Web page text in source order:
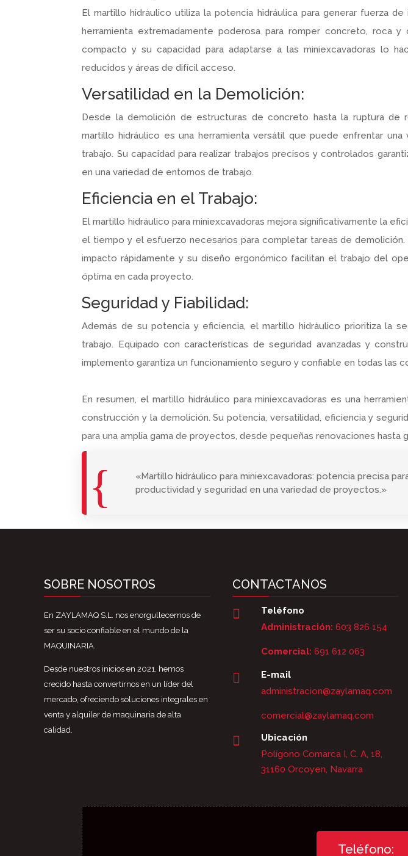
El martillo hidráulico utiliza la potencia hidráulica para generar fuerza
herramienta extremadamente poderosa para romper concreto, roca
compacto y su capacidad para adaptarse a las miniexcavadoras lo
reducidos y áreas de difícil acceso.
Versatilidad en la Demolición:
Desde la demolición de estructuras de concreto hasta la ruptura de
martillo hidráulico es una herramienta versátil que puede enfrentar
trabajo. Su capacidad para realizar trabajos precisos y controlados
en una variedad de entornos de trabajo.
Eficiencia en el Trabajo:
El martillo hidráulico para miniexcavadoras mejora significativamente la
el tiempo y el esfuerzo necesarios para completar tareas de demolición.
impacto rápidamente y su diseño ergonómico facilitan el trabajo del
óptima en cada proyecto.
Seguridad y Fiabilidad:
Además de su potencia y eficiencia, el martillo hidráulico prioritiza la
trabajo. Equipado con características de seguridad avanzadas y
implemento garantiza un funcionamiento seguro y confiable en todas las
En resumen, el martillo hidráulico para miniexcavadoras es una
construcción y la demolición. Su potencia, versatilidad, eficiencia y
para una amplia gama de proyectos, desde pequeñas renovaciones hasta
«Martillo hidráulico para miniexcavadoras: potencia precisa
productividad y seguridad en una variedad de proyectos.»
SOBRE NOSOTROS
En ZAYLAMAQ S.L. nos enorgullecemos de
ser su socio confiable en el mundo de la
MAQUINARIA.
Desde nuestros inicios en 2021, hemos
crecido hasta convertirnos en un líder del
mercado, ofreciendo soluciones integrales en
venta y alquiler de maquinaria de alta
calidad.
CONTACTANOS

Teléfono
Administración: 603 826 154
Comercial: 691 612 063

E-mail
administracion@zaylamaq.com
comercial@zaylamaq.com

Ubicación
Polígono Comarca I, C. A, 18,
31160 Orcoyen, Navarra
Teléfono: